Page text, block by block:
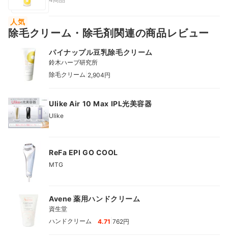
人気
除毛クリーム・除毛剤関連の商品レビュー
パイナップル豆乳除毛クリーム
鈴木ハーブ研究所
除毛クリーム 2,904円
Ulike Air 10 Max IPL光美容器
Ulike
ReFa EPI GO COOL
MTG
Avene 薬用ハンドクリーム
資生堂
ハンドクリーム
4.71 762円